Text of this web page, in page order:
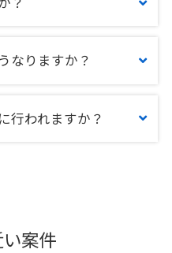
なりますか？
行われますか？
案件